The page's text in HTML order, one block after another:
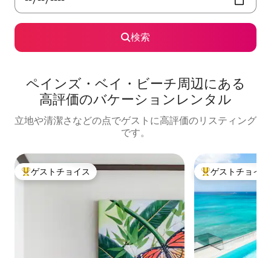
検索
ペインズ・ベイ・ビーチ⁠周⁠辺⁠に⁠あ⁠る
高⁠評⁠価⁠のバ⁠ケ⁠ー⁠シ⁠ョ⁠ン⁠レ⁠ン⁠タ⁠ル
立地や清潔さなどの点でゲストに高評価のリスティング
です。
大好評のゲストチョイスです。
ゲストチョイス 大好評のゲスト
ゲストチョイス